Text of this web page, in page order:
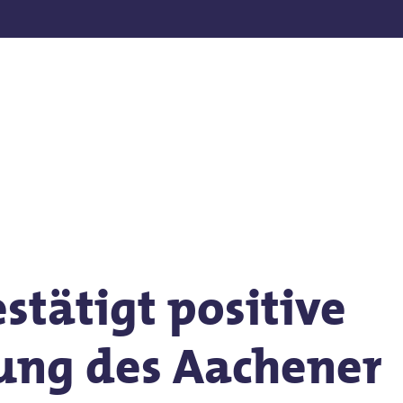
positive
des Aachener